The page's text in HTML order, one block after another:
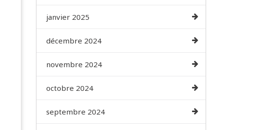
janvier 2025
décembre 2024
novembre 2024
octobre 2024
septembre 2024